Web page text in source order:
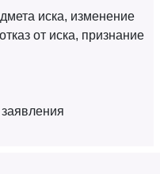
иска, изменение
от иска, признание